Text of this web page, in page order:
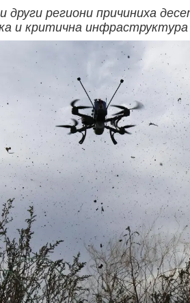
други региони причиниха
и критична инфраструктура